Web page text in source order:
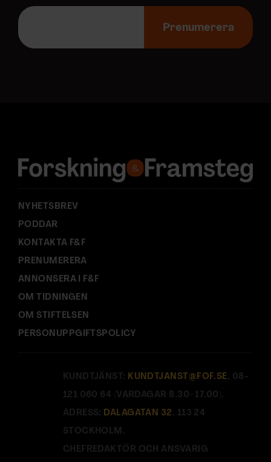
E
p
s
:
Prenumerera
NYHETSBREV
PODDAR
KONTAKTA F&F
PRENUMERERA
ANNONSERA I F&F
OM TIDNINGEN
OM STIFTELSEN
PERSONUPPGIFTSPOLICY
KUNDTJÄNST: KUNDTJANST@FOF.SE , 08-
121 060 64 (VARDAGAR 8.30–17.00).
ADRESS: DALAGATAN 32 , 113 24
STOCKHOLM.
CHEFREDAKTÖR OCH ANSVARIG